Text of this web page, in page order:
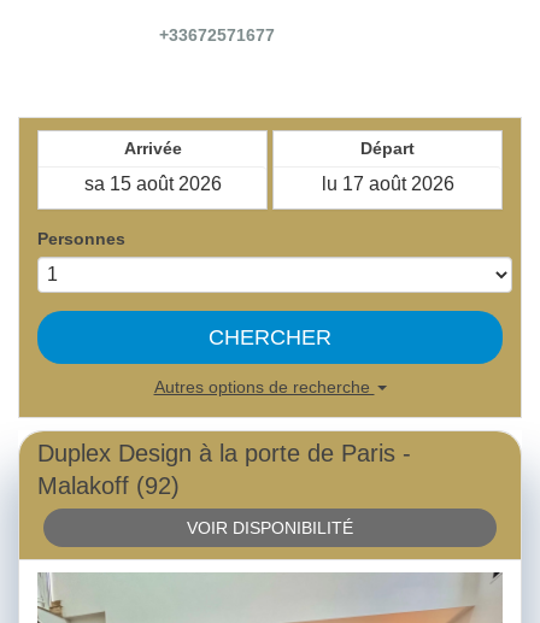
+33672571677
Arrivée Départ
Personnes
CHERCHER
Autres options de recherche
Duplex Design à la porte de Paris -
Malakoff (92)
VOIR DISPONIBILITÉ